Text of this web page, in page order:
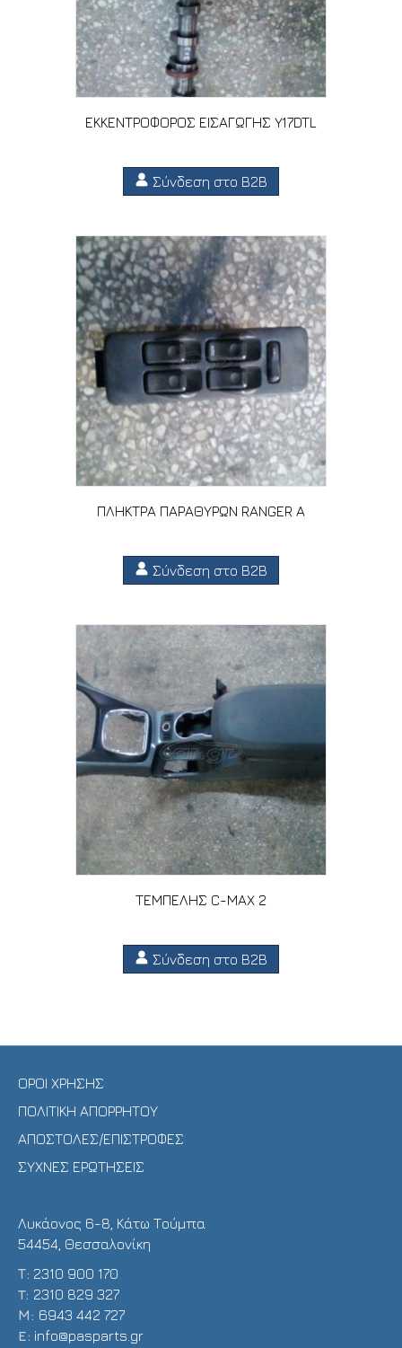
ΕΚΚΕΝΤΡΟΦΟΡΟΣ ΕΙΣΑΓΩΓΗΣ Y17DTL
Σύνδεση στο B2B
ΠΛΗΚΤΡΑ ΠΑΡΑΘΥΡΩΝ RANGER A
Σύνδεση στο B2B
ΤΕΜΠΕΛΗΣ C-MAX 2
Σύνδεση στο B2B
ΟΡΟΙ ΧΡΗΣΗΣ
ΠΟΛΙΤΙΚΗ ΑΠΟΡΡΗΤΟΥ
ΑΠΟΣΤΟΛΕΣ/ΕΠΙΣΤΡΟΦΕΣ
ΣΥΧΝΕΣ ΕΡΩΤΗΣΕΙΣ
Λυκάονος 6-8, Κάτω Τούμπα
54454, Θεσσαλονίκη
Τ: 2310 900 170
T: 2310 829 327
Μ: 6943 442 727
E: info@pasparts.gr